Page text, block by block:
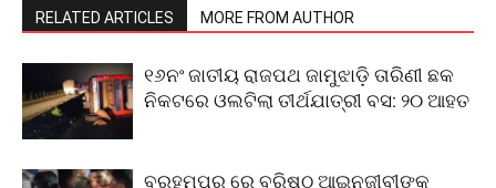
RELATED ARTICLES MORE FROM AUTHOR
୧୬ନଂ ଜାତୀୟ ରାଜପଥ ଜାମୁଝାଡ଼ି ତାରିଣୀ ଛକ
ନିକଟରେ ଓଲଟିଲା ତୀର୍ଥଯାତ୍ରୀ ବସ: ୨୦ ଆହତ
ବ୍ରହ୍ମପୁର ରେ ବରିଷ୍ଠ ଆଇନଜୀବୀଙ୍କୁ